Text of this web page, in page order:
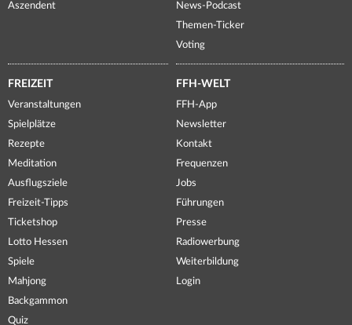
Aszendent
News-Podcast
Themen-Ticker
Voting
FREIZEIT
Veranstaltungen
Spielplätze
Rezepte
Meditation
Ausflugsziele
Freizeit-Tipps
Ticketshop
Lotto Hessen
Spiele
Mahjong
Backgammon
Quiz
FFH-WELT
FFH-App
Newsletter
Kontakt
Frequenzen
Jobs
Führungen
Presse
Radiowerbung
Weiterbildung
Login